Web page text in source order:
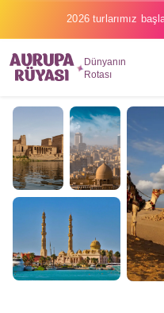
2026 turlarımız
Dünyanın
Rotası